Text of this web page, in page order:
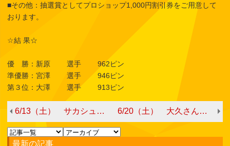
■その他：抽選賞としてプロショップ1,000円割引券をご用意して
おります。
☆結 果☆
優 勝：新原 選手 962ピン
準優勝：宮澤 選手 946ピン
第３位：大澤 選手 913ピン
6/13（土） サカシューチャレ♪ 6/20（土） 大久さんと一緒に投げよう！
最新の記事